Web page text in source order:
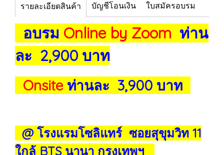
รายละเอียดสินค้า บัญชีโอนเงิน ใบสมัครอบรม
อบรม Online by Zoom ท่าน
ละ 2,900 บาท
Onsiteท่านละ 3,900 บาท
@ โรงแรมโซลิแทร์ ซอยสุขุมวิท 11
ใกล้ BTS นานา กรุงเทพฯ